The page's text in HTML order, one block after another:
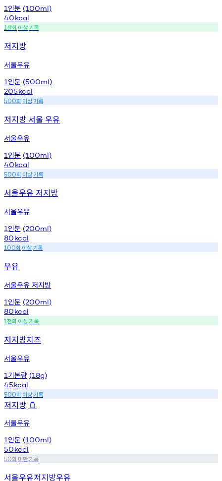
1 인분 (100ml)
40kcal
1천회 이상기록
저지방
서울우유
1 인분 (500ml)
205kcal
500회 이상기록
저지방 서울 우유
서울우유
1 인분 (100ml)
40kcal
500회 이상기록
서울우유 저지방
서울우유
1 인분 (200ml)
80kcal
100회 이상기록
우유
서울우유 저지방
1 인분 (200ml)
80kcal
1천회 이상기록
저지방치즈
서울우유
1 기본량 (18g)
45kcal
500회 이상기록
저지방 🫙
서울우유
1 인분 (100ml)
50kcal
50회 미만기록
서울우유저지방우유